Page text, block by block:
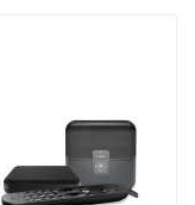
mois, Engagement 12 mois